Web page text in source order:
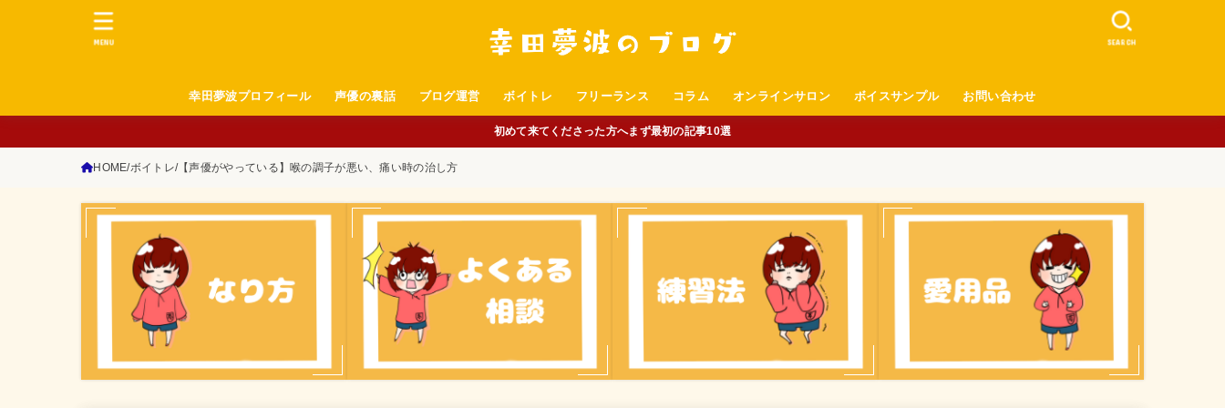
幸田夢波プロフィール 声優の裏話 ブログ運営 ボイトレ フリーランス コラム オンラインサロン ボイスサンプル お問い合わせ
SEARCH
MENU
初めて来てくださった方へまず最初の記事10選
HOME ボイトレ 【声優がやっている】喉の調子が悪い、痛い時の治し方